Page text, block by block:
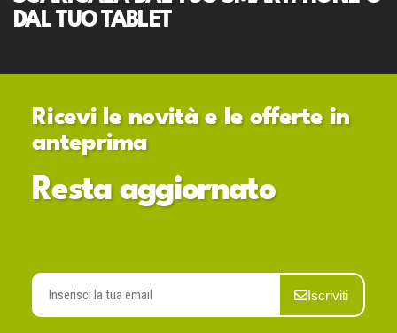
DAL TUO TABLET
Ricevi le novità e le offerte in
anteprima
Resta aggiornato
Iscriviti